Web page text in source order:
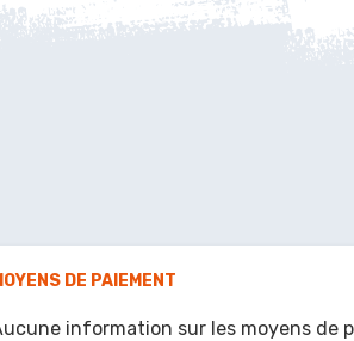
DE PAIEMENT
information sur les moyens de